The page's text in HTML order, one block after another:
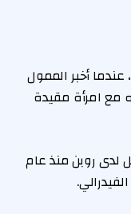
في إحدى التبادل المروع في عام 2015 ، عندما أخبر الممول
مع امرأة مقيدة
لدى روبن منذ عام